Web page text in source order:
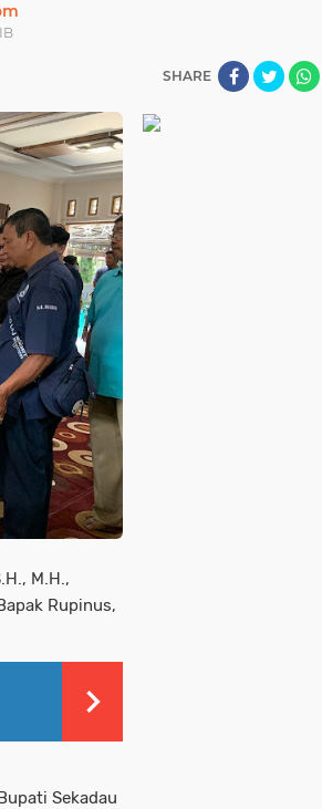
SHARE
M.H.,
Rupinus,
Sekadau